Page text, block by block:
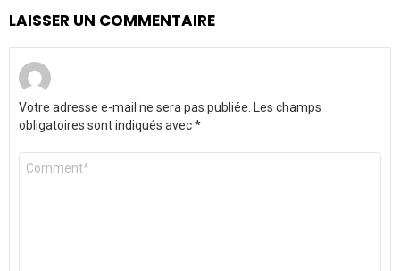
LAISSER UN COMMENTAIRE
Votre adresse e-mail ne sera pas publiée.
Les champs
obligatoires sont indiqués avec*
Commentaire